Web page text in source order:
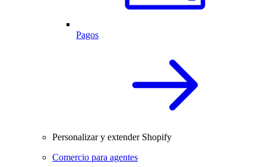
Pagos
Personalizar y extender Shopify
Comercio para agentes